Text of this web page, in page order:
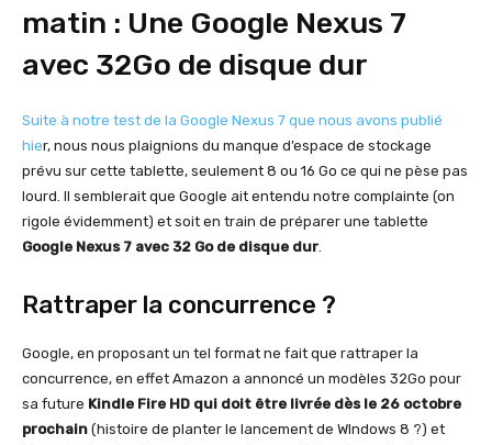
matin : Une Google Nexus 7
avec 32Go de disque dur
Suite à notre test de la Google Nexus 7 que nous avons publié
hier, nous nous plaignions du manque d’espace de stockage
prévu sur cette tablette, seulement 8 ou 16 Go ce qui ne pèse pas
lourd. Il semblerait que Google ait entendu notre complainte (on
rigole évidemment) et soit en train de préparer une tablette
Google Nexus 7 avec 32 Go de disque dur.
Rattraper la concurrence ?
Google, en proposant un tel format ne fait que rattraper la
concurrence, en effet Amazon a annoncé un modèles 32Go pour
sa future Kindle Fire HD qui doit être livrée dès le 26 octobre
prochain (histoire de planter le lancement de WIndows 8 ?) et